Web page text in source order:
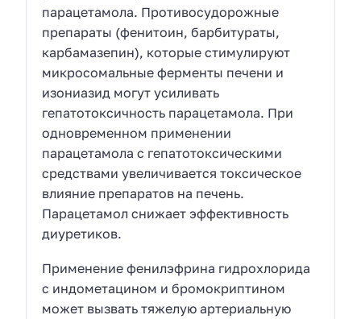
парацетамола. Противосудорожные
препараты (фенитоин, барбитураты,
карбамазепин), которые стимулируют
микросомальные ферменты печени и
изониазид могут усиливать
гепатотоксичность парацетамола. При
одновременном применении
парацетамола с гепатотоксическими
средствами увеличивается токсическое
влияние препаратов на печень.
Парацетамол снижает эффективность
диуретиков.
Применение фенилэфрина гидрохлорида
с индометацином и бромокриптином
может вызвать тяжелую артериальную